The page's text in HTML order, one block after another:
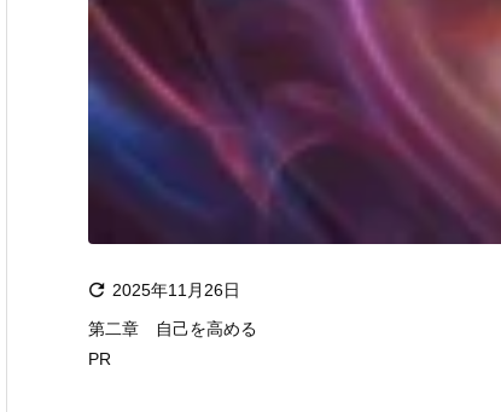
 2025年11月26日
第二章 自己を高める
PR